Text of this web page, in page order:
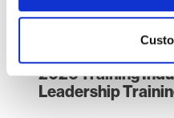
2026 Training
Leadership